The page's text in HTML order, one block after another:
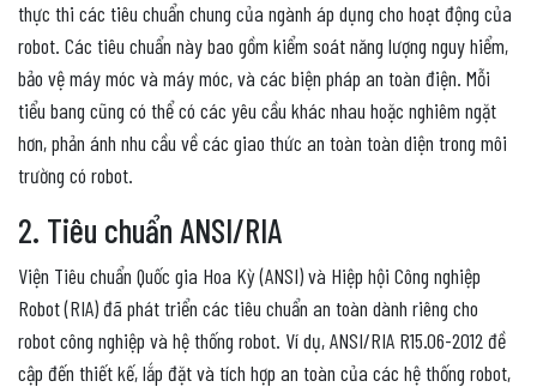
thực thi các tiêu chuẩn chung của ngành áp dụng cho hoạt động của
robot. Các tiêu chuẩn này bao gồm kiểm soát năng lượng nguy hiểm,
bảo vệ máy móc và máy móc, và các biện pháp an toàn điện. Mỗi
tiểu bang cũng có thể có các yêu cầu khác nhau hoặc nghiêm ngặt
hơn, phản ánh nhu cầu về các giao thức an toàn toàn diện trong môi
trường có robot.
2. Tiêu chuẩn ANSI/RIA
Viện Tiêu chuẩn Quốc gia Hoa Kỳ (ANSI) và Hiệp hội Công nghiệp
Robot (RIA) đã phát triển các tiêu chuẩn an toàn dành riêng cho
robot công nghiệp và hệ thống robot. Ví dụ, ANSI/RIA R15.06-2012 đề
cập đến thiết kế, lắp đặt và tích hợp an toàn của các hệ thống robot,